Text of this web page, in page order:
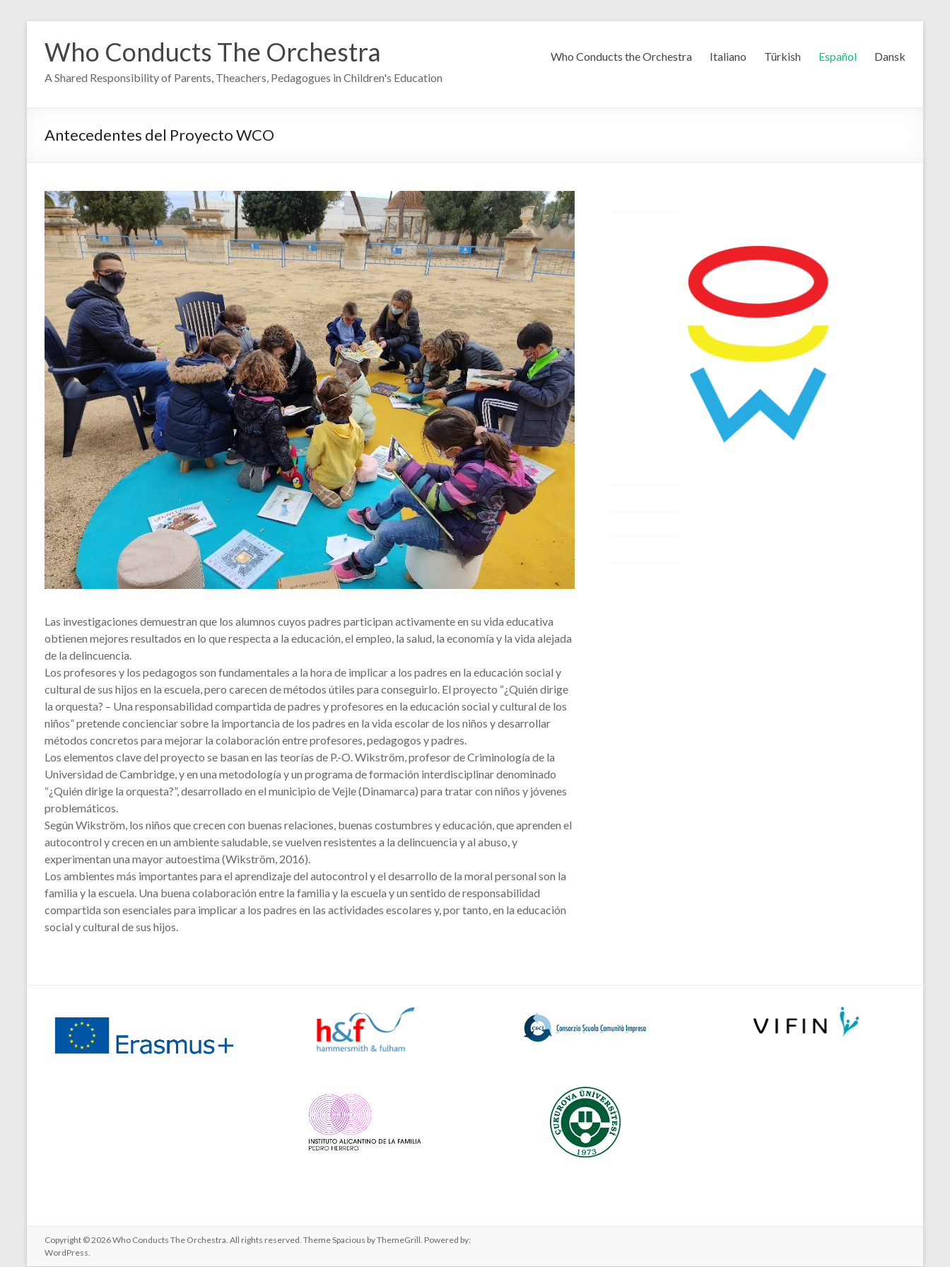
content
Who Conducts The Orchestra
A Shared Responsibility of Parents, Theachers, Pedagogues in Children's Education
Who Conducts the Orchestra Italiano Türkish Español Dansk
Antecedentes del Proyecto WCO
Las investigaciones demuestran que los alumnos cuyos padres participan activamente en su vida educativa
obtienen mejores resultados en lo que respecta a la educación, el empleo, la salud, la economía y la vida alejada
de la delincuencia.
Los profesores y los pedagogos son fundamentales a la hora de implicar a los padres en la educación social y
cultural de sus hijos en la escuela, pero carecen de métodos útiles para conseguirlo. El proyecto “¿Quién dirige
la orquesta? – Una responsabilidad compartida de padres y profesores en la educación social y cultural de los
niños” pretende concienciar sobre la importancia de los padres en la vida escolar de los niños y desarrollar
métodos concretos para mejorar la colaboración entre profesores, pedagogos y padres.
Los elementos clave del proyecto se basan en las teorías de P.-O. Wikström, profesor de Criminología de la
Universidad de Cambridge, y en una metodología y un programa de formación interdisciplinar denominado
“¿Quién dirige la orquesta?”, desarrollado en el municipio de Vejle (Dinamarca) para tratar con niños y jóvenes
problemáticos.
Según Wikström, los niños que crecen con buenas relaciones, buenas costumbres y educación, que aprenden el
autocontrol y crecen en un ambiente saludable, se vuelven resistentes a la delincuencia y al abuso, y
experimentan una mayor autoestima (Wikström, 2016).
Los ambientes más importantes para el aprendizaje del autocontrol y el desarrollo de la moral personal son la
familia y la escuela. Una buena colaboración entre la familia y la escuela y un sentido de responsabilidad
compartida son esenciales para implicar a los padres en las actividades escolares y, por tanto, en la educación
social y cultural de sus hijos.
Copyright © 2026Who Conducts The Orchestra . All rights reserved. ThemeSpacious by ThemeGrill. Powered by:
WordPress